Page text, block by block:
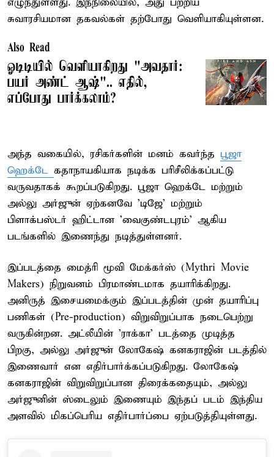
சுவாரசியமான தகவல்கள் தற்போது வெளியாகியுள்ளன.
Also Read
ஓடிடியில் வெளியாகிறது "அவதார்:
பயர் அண்ட் ஆஷ்".. எதில்,
எப்போது பார்க்கலாம்?
அந்த வகையில், ரசிகர்களின் மனம் கவர்ந்த பூஜா
ஹெக்டே கதாநாயகியாக நடிக்க பரிசீலிக்கப்பட்டு
வருவதாகக் கூறப்படுகிறது. பூஜா ஹெக்டே மற்றும்
அல்லு அர்ஜுன் ஏற்கனவே ’டிஜே’ மற்றும்
பிளாக்பஸ்டர் ஹிட்டான ’வைகுண்டபுரம்’ ஆகிய
படங்களில் இணைந்து நடித்துள்ளனர்.
இப்படத்தை மைத்ரி மூவி மேக்கர்ஸ் (Mythri Movie
Makers) நிறுவனம் பிரமாண்டமாக தயாரிக்கிறது.
அனிருத் இசையமைக்கும் இப்படத்தின் முன் தயாரிப்பு
பணிகள் (Pre-production) விறுவிறுப்பாக நடைபெற்று
வருகின்றன. அட்லீயின் 'ராக்கா' படத்தை முடித்த
பிறகு, அல்லு அர்ஜுன் லோகேஷ் கனகராஜின் படத்தில்
இணைவார் என எதிர்பார்க்கப்படுகிறது. லோகேஷ்
கனகராஜின் விறுவிறுப்பான திரைக்கதையும், அல்லு
அர்ஜுனின் ஸ்டைலும் இணையும் இந்தப் படம் இந்திய
அளவில் மிகப்பெரிய எதிர்பார்ப்பை ஏற்படுத்தியுள்ளது.